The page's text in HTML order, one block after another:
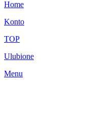
Home
Konto
TOP
Ulubione
Menu